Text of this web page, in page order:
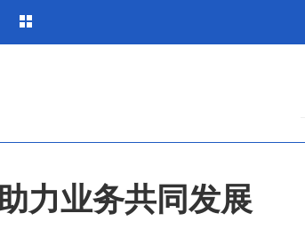
力业务共同发展